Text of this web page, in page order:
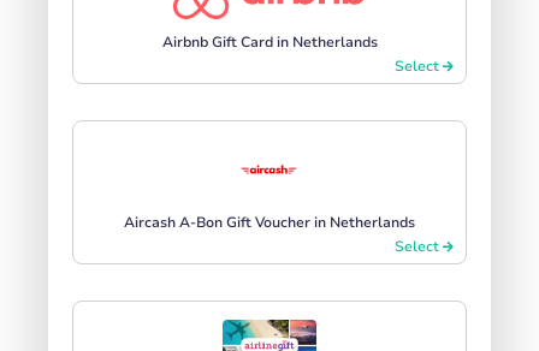
Airbnb Gift Card in Netherlands
Select
Aircash A-Bon Gift Voucher in Netherlands
Select